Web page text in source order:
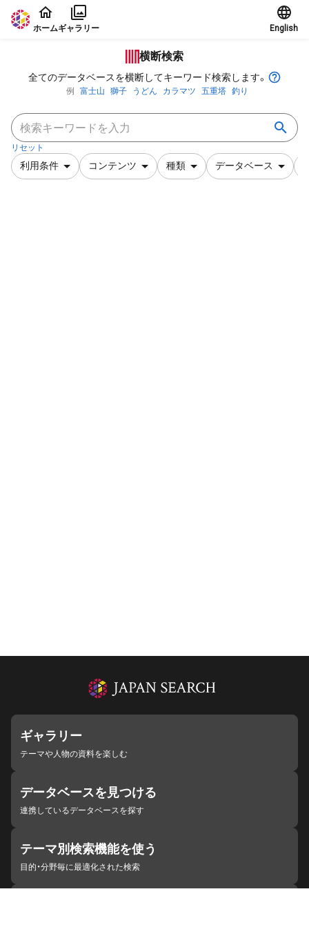
本文に飛ぶ
ホームギャラリー English
横断検索
全てのデータベースを横断してキーワード検索します。
例 富士山 獅子 うどん カラマツ 五重塔 釣り
リセット
利用条件 コンテンツ 種類 データベース
ギャラリー
テーマや人物の資料を楽しむ
データベースを見つける
連携しているデータベースを探す
テーマ別検索機能を使う
目的・分野毎に最適化された検索